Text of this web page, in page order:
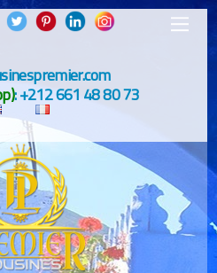
: +212 661 48 80 73